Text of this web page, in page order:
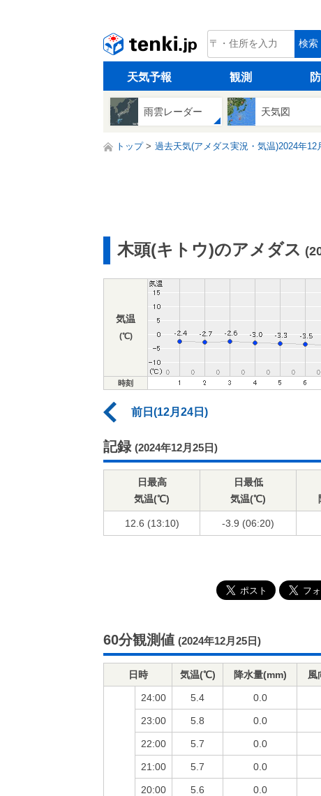
tenki.jp 検索
天気予報 観測
雨雲レーダー 天気図
トップ 過去天気(アメダス実況・気温)2024年12
木頭(キトウ)のアメダス
気温
(℃)
時刻
前日(12月24日)
記録 (2024年12月25日)
日最高
気温(℃)
日最低
気温(℃)
12.6 (13:10) -3.9 (06:20)
60分観測値 (2024年12月25日)
日時 気温(℃) 降水量(mm) 風
24:00 5.4 0.0
23:00 5.8 0.0
22:00 5.7 0.0
21:00 5.7 0.0
20:00 5.6 0.0